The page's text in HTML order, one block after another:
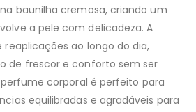
baunilha cremosa, criando um
a pele com delicadeza. A
ao longo do dia,
de frescor e conforto sem ser
corporal é perfeito para
equilibradas e agradáveis para